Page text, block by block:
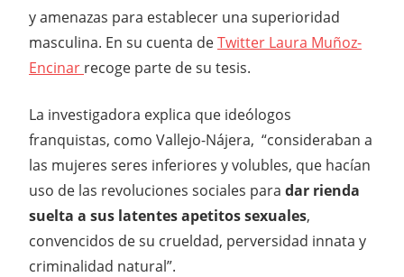
y amenazas para establecer una superioridad
masculina. En su cuenta deTwitter Laura Muñoz-
Encinar recoge parte de su tesis.
La investigadora explica que ideólogos
franquistas, como Vallejo-Nájera, “consideraban a
las mujeres seres inferiores y volubles, que hacían
uso de las revoluciones sociales para dar rienda
suelta a sus latentes apetitos sexuales,
convencidos de su crueldad, perversidad innata y
criminalidad natural”.